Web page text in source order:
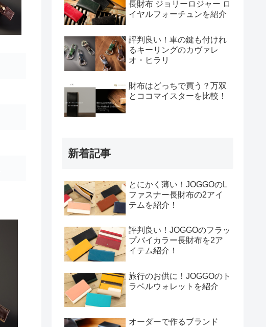
長財布 ジョリーロジャー ロ
イヤルフォーチュンを紹介
評判良い！車の鍵も付けれ
るキーリングのカヴァレ
オ・ヒラリ
財布はどっちで買う？万双
とココマイスターを比較！
新着記事
とにかく薄い！JOGGOのL
ファスナー長財布の2アイ
テムを紹介！
評判良い！JOGGOのフラッ
プバイカラー長財布を2ア
イテム紹介！
旅行のお供に！JOGGOのト
ラベルウォレットを紹介
オーダーで作るブランド